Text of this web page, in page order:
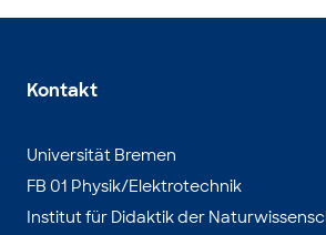
Kontakt
Universität Bremen
FB 01 Physik/Elektrotechnik
Institut für Didaktik der